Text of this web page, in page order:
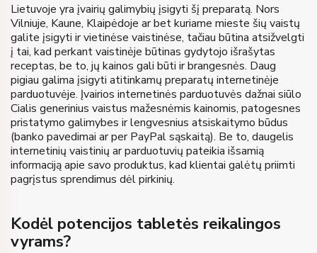
Lietuvoje yra įvairių galimybių įsigyti šį preparatą. Nors
Vilniuje, Kaune, Klaipėdoje ar bet kuriame mieste šių vaistų
galite įsigyti ir vietinėse vaistinėse, tačiau būtina atsižvelgti
į tai, kad perkant vaistinėje būtinas gydytojo išrašytas
receptas, be to, jų kainos gali būti ir brangesnės. Daug
pigiau galima įsigyti atitinkamų preparatų internetinėje
parduotuvėje. Įvairios internetinės parduotuvės dažnai siūlo
Cialis generinius vaistus mažesnėmis kainomis, patogesnes
pristatymo galimybes ir lengvesnius atsiskaitymo būdus
(banko pavedimai ar per PayPal sąskaitą). Be to, daugelis
internetinių vaistinių ar parduotuvių pateikia išsamią
informaciją apie savo produktus, kad klientai galėtų priimti
pagrįstus sprendimus dėl pirkinių.
Kodėl potencijos tabletės reikalingos
vyrams?